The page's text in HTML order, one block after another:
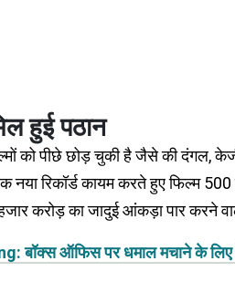
हुई पठान
को पीछे छोड़ चुकी है जैसे की दंगल,
नया रिकॉर्ड कायम करते हुए फिल्म
करोड़ का जादुई आंकड़ा पार करने
ऑफिस पर धमाल मचाने के लिए